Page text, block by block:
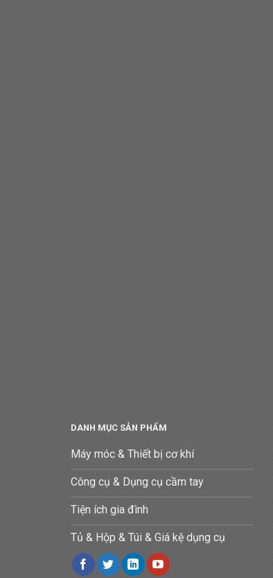
DANH MỤC SẢN PHẨM
Máy móc & Thiết bị cơ khí
Công cụ & Dụng cụ cầm tay
Tiện ích gia đình
Tủ & Hộp & Túi & Giá kệ dụng cụ